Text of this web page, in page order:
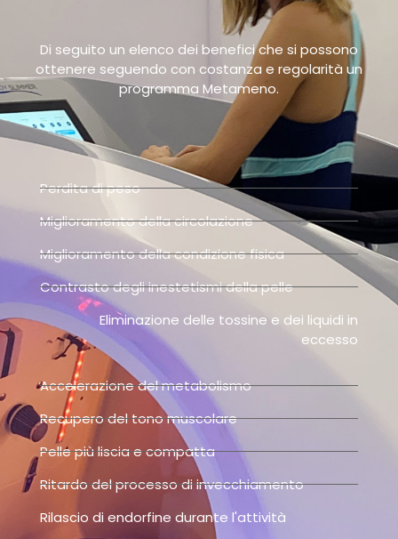
Di seguito un elenco dei benefici che si possono
ottenere seguendo con costanza e regolarità un
programma Metameno.
Perdita di peso
Miglioramento della circolazione
Miglioramento della condizione fisica
Contrasto degli inestetismi della pelle
Eliminazione delle tossine e dei liquidi in
eccesso
Accelerazione del metabolismo
Recupero del tono muscolare
Pelle più liscia e compatta
Ritardo del processo di invecchiamento
Rilascio di endorfine durante l'attività